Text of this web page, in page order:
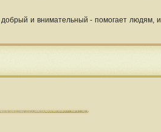
добрый и внимательный - помогает людям, и